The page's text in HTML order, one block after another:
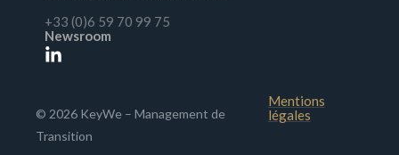
+33 (0)6 59 70 99 75
Newsroom
© 2026 KeyWe – Management de
Transition
Mentions
légales